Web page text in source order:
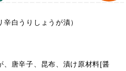
辛白うりしょうが漬）
、唐辛子、昆布、漬け原材料[醤